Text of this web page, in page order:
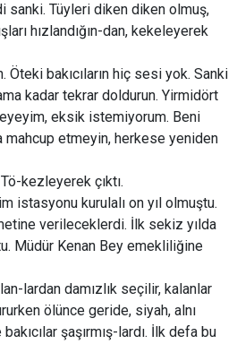
sanki. Tüyleri diken diken olmuş,
hızlandığın-dan, kekeleyerek
Öteki bakıcıların hiç sesi yok. Sanki
kadar tekrar doldurun. Yirmidört
eksik istemiyorum. Beni
mahcup etmeyin, herkese yeniden
kezleyerek çıktı.
istasyonu kurulalı on yıl olmuştu.
verileceklerdi. İlk sekiz yılda
Müdür Kenan Bey emekliliğine
lardan damızlık seçilir, kalanlar
ölünce geride, siyah, alnı
şaşırmış-lardı. İlk defa bu